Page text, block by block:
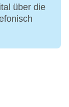
über die